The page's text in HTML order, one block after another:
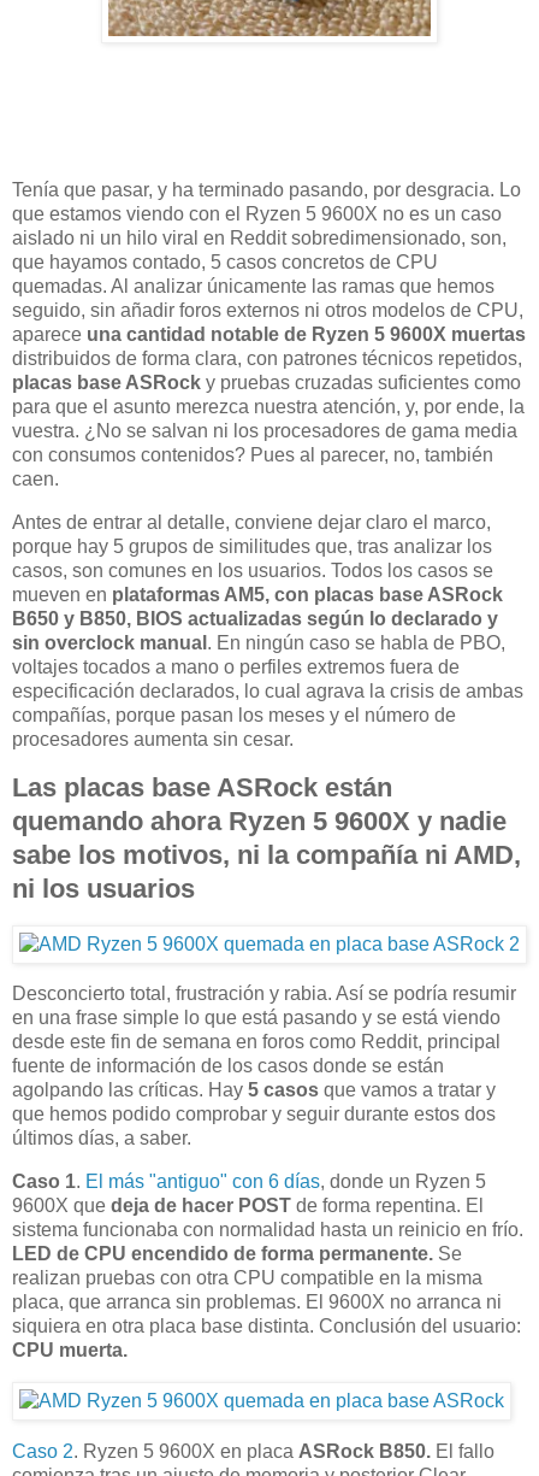
Tenía que pasar, y ha terminado pasando, por desgracia. Lo
que estamos viendo con el Ryzen 5 9600X no es un caso
aislado ni un hilo viral en Reddit sobredimensionado, son,
que hayamos contado, 5 casos concretos de CPU
quemadas. Al analizar únicamente las ramas que hemos
seguido, sin añadir foros externos ni otros modelos de CPU,
aparece una cantidad notable de Ryzen 5 9600X muertas
distribuidos de forma clara, con patrones técnicos repetidos,
placas base ASRock y pruebas cruzadas suficientes como
para que el asunto merezca nuestra atención, y, por ende, la
vuestra. ¿No se salvan ni los procesadores de gama media
con consumos contenidos? Pues al parecer, no, también
caen.
Antes de entrar al detalle, conviene dejar claro el marco,
porque hay 5 grupos de similitudes que, tras analizar los
casos, son comunes en los usuarios. Todos los casos se
mueven en plataformas AM5, con placas base ASRock
B650 y B850, BIOS actualizadas según lo declarado y
sin overclock manual . En ningún caso se habla de PBO,
voltajes tocados a mano o perfiles extremos fuera de
especificación declarados, lo cual agrava la crisis de ambas
compañías, porque pasan los meses y el número de
procesadores aumenta sin cesar.
Las placas base ASRock están
quemando ahora Ryzen 5 9600X y nadie
sabe los motivos, ni la compañía ni AMD,
ni los usuarios
Desconcierto total, frustración y rabia. Así se podría resumir
en una frase simple lo que está pasando y se está viendo
desde este fin de semana en foros como Reddit, principal
fuente de información de los casos donde se están
agolpando las críticas. Hay 5 casos que vamos a tratar y
que hemos podido comprobar y seguir durante estos dos
últimos días, a saber.
Caso 1. El más "antiguo" con 6 días, donde un Ryzen 5
9600X que deja de hacer POST de forma repentina. El
sistema funcionaba con normalidad hasta un reinicio en frío.
LED de CPU encendido de forma permanente. Se
realizan pruebas con otra CPU compatible en la misma
placa, que arranca sin problemas. El 9600X no arranca ni
siquiera en otra placa base distinta. Conclusión del usuario:
CPU muerta.
Caso 2. Ryzen 5 9600X en placa ASRock B850. El fallo